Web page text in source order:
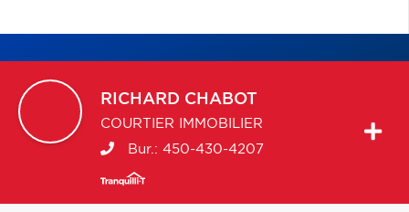
RICHARD CHABOT
COURTIER IMMOBILIER
Bur.: 450-430-4207